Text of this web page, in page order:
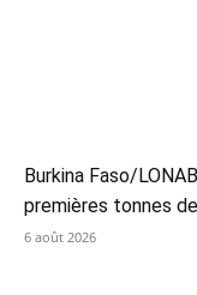
Burkina Faso/
premières tonnes
6 août 2026